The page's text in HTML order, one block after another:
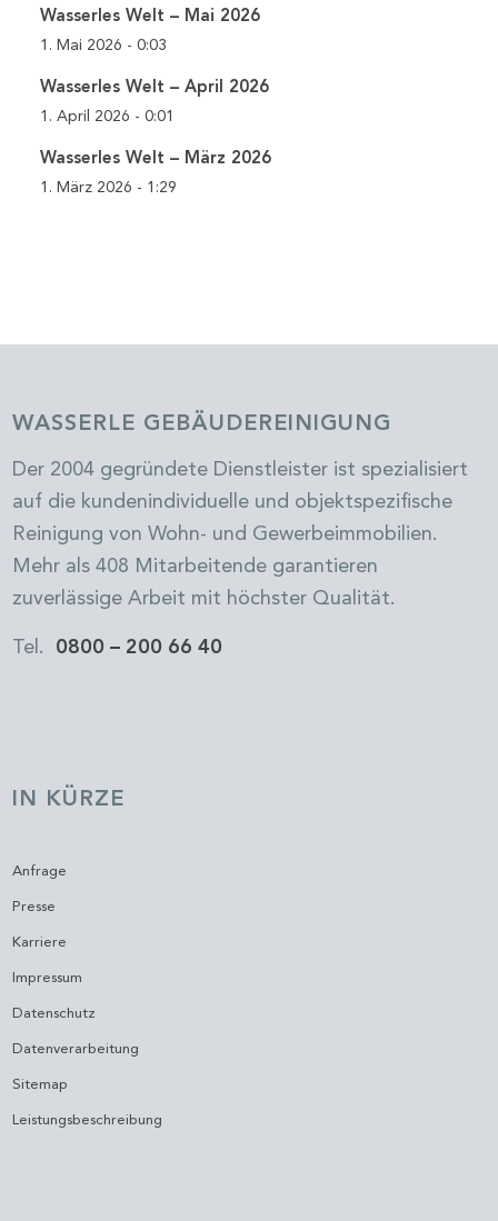
Wasserles Welt – Mai 2026
1. Mai 2026 - 0:03
Wasserles Welt – April 2026
1. April 2026 - 0:01
Wasserles Welt – März 2026
1. März 2026 - 1:29
WASSERLE GEBÄUDEREINIGUNG
Der 2004 gegründete Dienstleister ist spezialisiert
auf die kundenindividuelle und objektspezifische
Reinigung von Wohn- und Gewerbeimmobilien.
Mehr als 408 Mitarbeitende garantieren
zuverlässige Arbeit mit höchster Qualität.
Tel. 0800 – 200 66 40
IN KÜRZE
Anfrage
Presse
Karriere
Impressum
Datenschutz
Datenverarbeitung
Sitemap
Leistungsbeschreibung